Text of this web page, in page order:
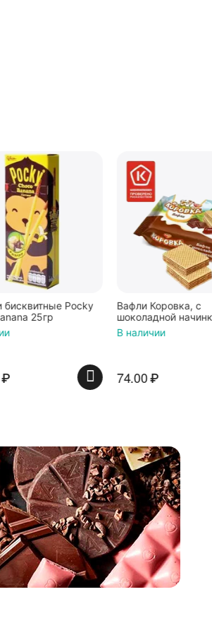
Pocky
Вафли Коровка, c
шоколадной начинкой, 150 г
74.00₽